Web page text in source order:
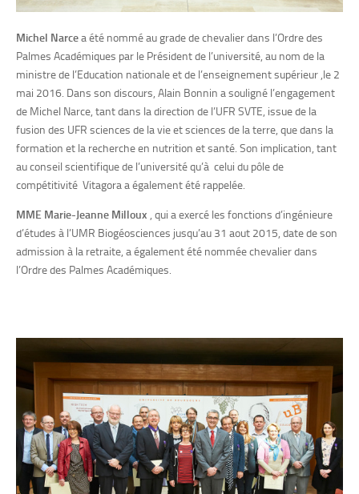
Michel Narcea été nommé au grade de chevalier dans l’Ordre des
Palmes Académiques par le Président de l’université, au nom de la
ministre de l’Education nationale et de l’enseignement supérieur ,le 2
mai 2016. Dans son discours, Alain Bonnin a souligné l’engagement
de Michel Narce, tant dans la direction de l’UFR SVTE, issue de la
fusion des UFR sciences de la vie et sciences de la terre, que dans la
formation et la recherche en nutrition et santé. Son implication, tant
au conseil scientifique de l’université qu’à celui du pôle de
compétitivité Vitagora a également été rappelée.
MME Marie-Jeanne Milloux , qui a exercé les fonctions d’ingénieure
d’études à l’UMR Biogéosciences jusqu’au 31 aout 2015, date de son
admission à la retraite, a également été nommée chevalier dans
l’Ordre des Palmes Académiques.